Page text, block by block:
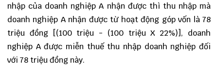
nhập của doanh nghiệp A nhận được thì thu nhập mà
doanh nghiệp A nhận được từ hoạt động góp vốn là 78
triệu đồng [(100 triệu - (100 triệu X 22%)], doanh
nghiệp A được miễn thuế thu nhập doanh nghiệp đối
với 78 triệu đồng này.